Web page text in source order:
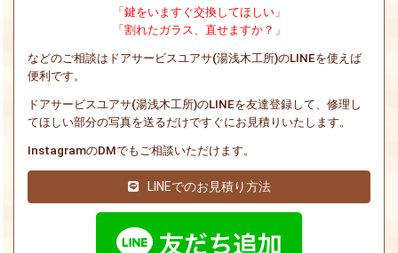
「鍵をいますぐ交換してほしい」
「割れたガラス、直せますか？」
などのご相談はドアサービスユアサ(湯浅木工所)のLINEを使えば
便利です。
ドアサービスユアサ(湯浅木工所)のLINEを友達登録して、修理し
てほしい部分の写真を送るだけですぐにお見積りいたします。
InstagramのDMでもご相談いただけます。
LINEでのお見積り方法